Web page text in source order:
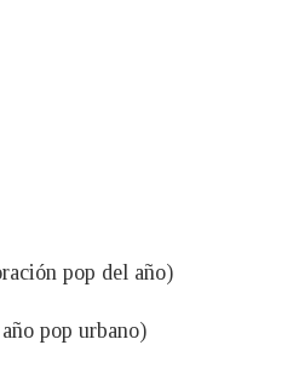
pop del año)
pop urbano)